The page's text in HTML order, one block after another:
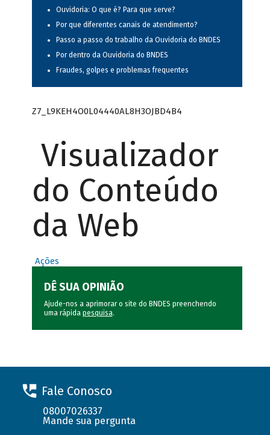
Ouvidoria: O que é? Para que serve?
Por que diferentes canais de atendimento?
Passo a passo do trabalho da Ouvidoria do BNDES
Por dentro da Ouvidoria do BNDES
Fraudes, golpes e problemas frequentes
Z7_L9KEH4O0L04440AL8H3OJBD4B4
Visualizador
do Conteúdo
da Web
Ações
DÊ SUA OPINIÃO
Ajude-nos a aprimorar o site do BNDES preenchendo
uma rápida pesquisa.
Fale Conosco
08007026337
Mande sua pergunta